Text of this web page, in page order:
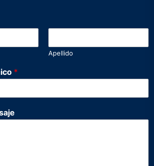
Apellido
*